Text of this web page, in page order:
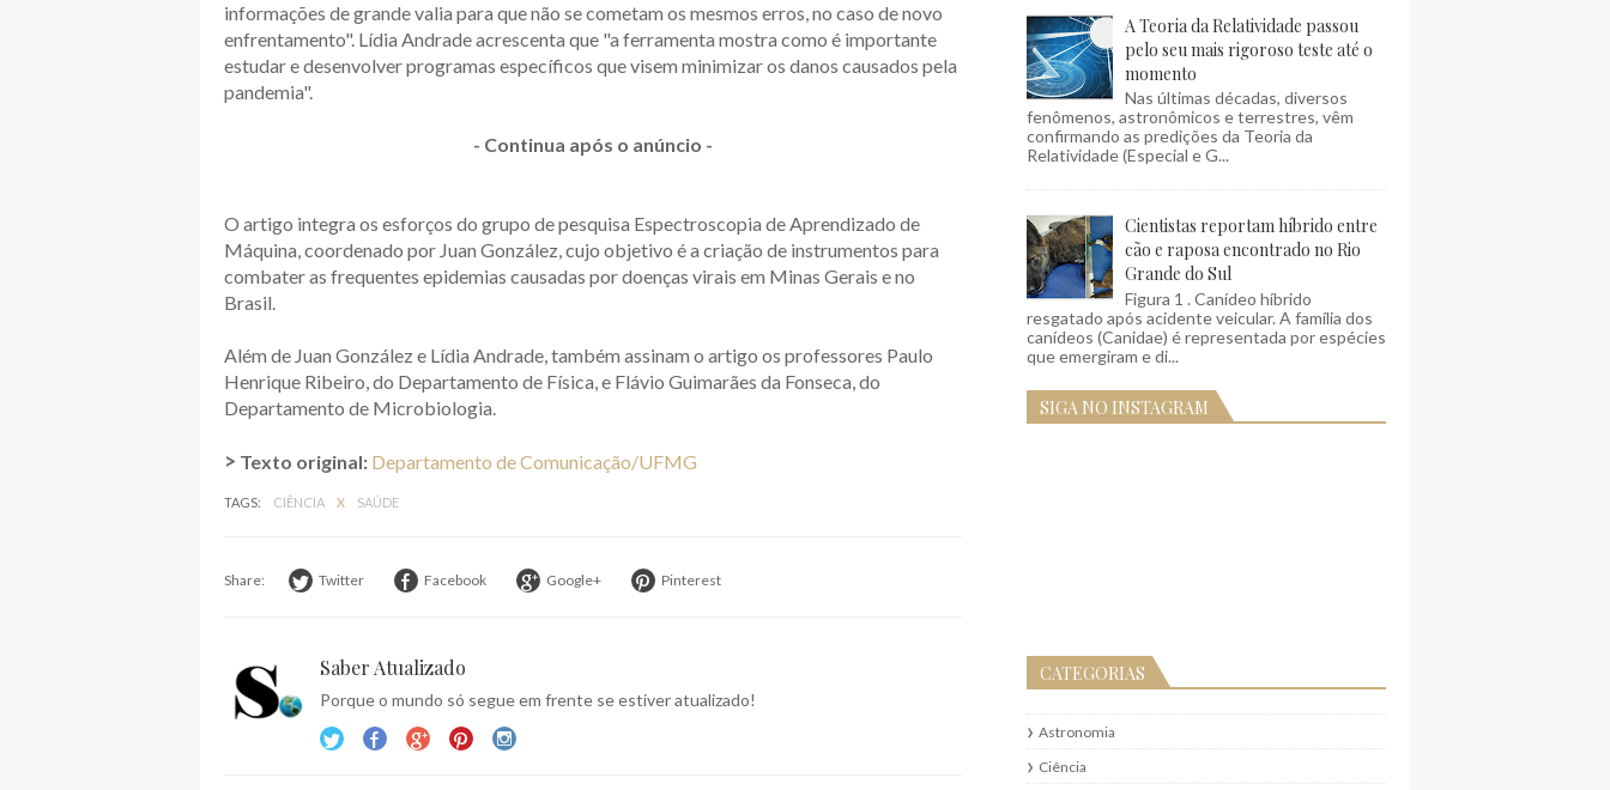
informações de grande valia para que não se cometam os mesmos erros, no caso de novo
enfrentamento". Lídia Andrade acrescenta que "a ferramenta mostra como é importante
estudar e desenvolver programas específicos que visem minimizar os danos causados pela
pandemia".
- Continua após o anúncio -
O artigo integra os esforços do grupo de pesquisa Espectroscopia de Aprendizado de
Máquina, coordenado por Juan González, cujo objetivo é a criação de instrumentos para
combater as frequentes epidemias causadas por doenças virais em Minas Gerais e no
Brasil.
Além de Juan González e Lídia Andrade, também assinam o artigo os professores Paulo
Henrique Ribeiro, do Departamento de Física, e Flávio Guimarães da Fonseca, do
Departamento de Microbiologia.
> Texto original: Departamento de Comunicação/UFMG
TAGS: CIÊNCIA X SAÚDE
Share: Twitter Facebook Google+ Pinterest
Saber Atualizado
Porque o mundo só segue em frente se estiver atualizado!
A Teoria da Relatividade passou
pelo seu mais rigoroso teste até o
momento
Nas últimas décadas, diversos
fenômenos, astronômicos e terrestres, vêm
confirmando as predições da Teoria da
Relatividade (Especial e G...
Cientistas reportam híbrido entre
cão e raposa encontrado no Rio
Grande do Sul
Figura 1 . Canídeo híbrido
resgatado após acidente veicular. A família dos
canídeos (Canidae) é representada por espécies
que emergiram e di...
SIGA NO INSTAGRAM
CATEGORIAS
Astronomia
Ciência